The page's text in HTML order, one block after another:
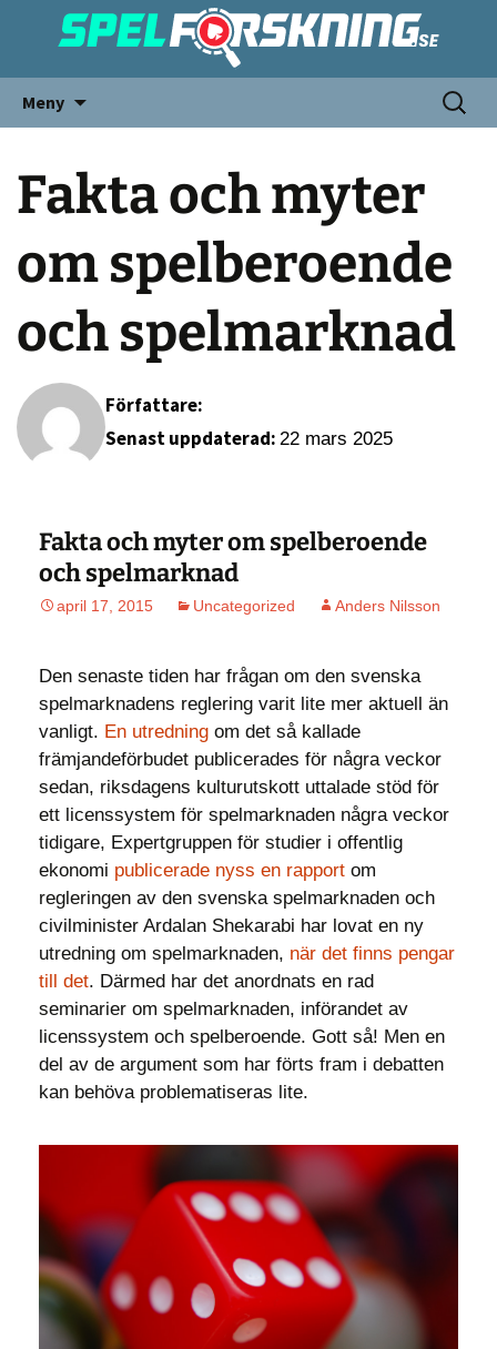
Meny
Fakta och myter
om spelberoende
och spelmarknad
Författare:
Senast uppdaterad: 22 mars 2025
Fakta och myter om spelberoende
och spelmarknad
april 17, 2015 Uncategorized Anders Nilsson
Den senaste tiden har frågan om den svenska
spelmarknadens reglering varit lite mer aktuell än
vanligt. En utredning om det så kallade
främjandeförbudet publicerades för några veckor
sedan, riksdagens kulturutskott uttalade stöd för
ett licenssystem för spelmarknaden några veckor
tidigare, Expertgruppen för studier i offentlig
ekonomi publicerade nyss en rapport om
regleringen av den svenska spelmarknaden och
civilminister Ardalan Shekarabi har lovat en ny
utredning om spelmarknaden, när det finns pengar
till det. Därmed har det anordnats en rad
seminarier om spelmarknaden, införandet av
licenssystem och spelberoende. Gott så! Men en
del av de argument som har förts fram i debatten
kan behöva problematiseras lite.